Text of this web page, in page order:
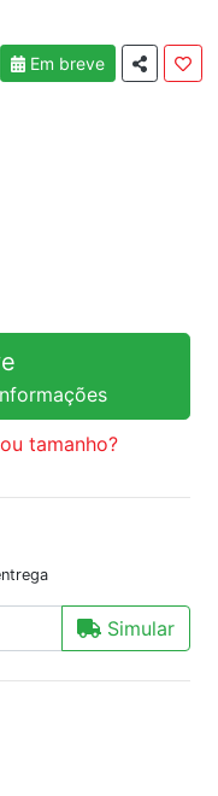
Em breve
tamanho?
Simular